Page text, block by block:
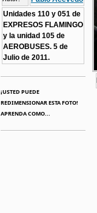
Unidades 110 y 051 de
EXPRESOS FLAMINGO
y la unidad 105 de
AEROBUSES. 5 de
Julio de 2011.
¡USTED PUEDE
REDIMENSIONAR ESTA FOTO!
APRENDA COMO...